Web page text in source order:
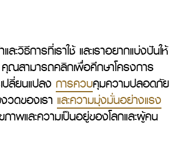
ละวิธีการที่เราใช้ และเราอยากแบ่งปันให้
ณสามารถคลิกเพื่อศึกษาโครงการ
ปลี่ยนแปลง การควบคุมความปลอดภัย
วดของเรา และความมุ่งมั่นอย่างแรง
ภาพและความเป็นอยู่ของโลกและผู้คน